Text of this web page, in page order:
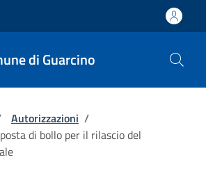
di Guarcino
pane
Autorizzazioni /
di bollo per il rilascio del